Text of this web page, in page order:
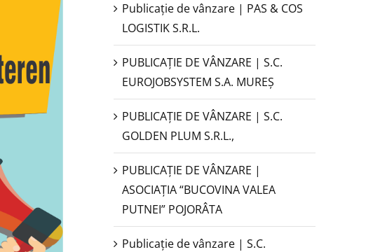
Publicație de vânzare | PAS & COS
LOGISTIK S.R.L.
PUBLICAŢIE DE VÂNZARE | S.C.
EUROJOBSYSTEM S.A. MUREȘ
PUBLICAȚIE DE VÂNZARE | S.C.
GOLDEN PLUM S.R.L.,
PUBLICAŢIE DE VÂNZARE |
ASOCIAȚIA “BUCOVINA VALEA
PUTNEI” POJORÂTA
Publicație de vânzare | S.C.